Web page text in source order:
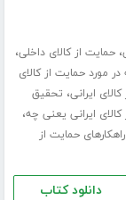
،حمایت از کالای داخلی،
در مورد حمایت از کالای
ایرانی، تحقیق
ایرانی یعنی چه،
راهکارهای حمایت از
دانلود کتاب